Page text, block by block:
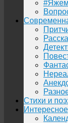
Стихи и
Интересное